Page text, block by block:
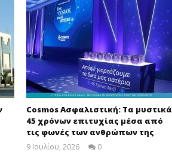
Cosmos Ασφαλιστική: Τα μυστικά
45 χρόνων επιτυχίας μέσα από
τις φωνές των ανθρώπων της
9 Ιουλίου, 2026
0